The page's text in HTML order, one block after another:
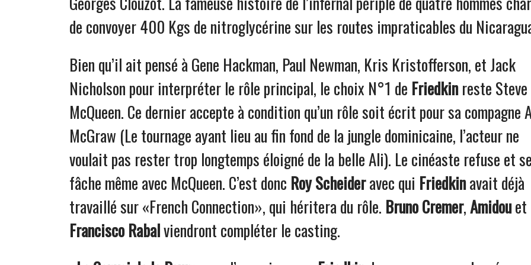
de convoyer 400 Kgs de nitroglycérine sur les routes impraticables du
Bien qu’il ait pensé à Gene Hackman, Paul Newman, Kris Kristofferson, et Jack
Nicholson pour interpréter le rôle principal, le choix N°1 de Friedkinreste Steve
McQueen. Ce dernier accepte à condition qu’un rôle soit écrit pour sa compagne
McGraw (Le tournage ayant lieu au fin fond de la jungle dominicaine, l’acteur ne
voulait pas rester trop longtemps éloigné de la belle Ali). Le cinéaste refuse et se
fâche même avec McQueen. C’est donc Roy Scheideravec qui Friedkinavait déjà
travaillé sur «French Connection», qui héritera du rôle. Bruno Cremer,Amidouet
Francisco Rabalviendront compléter le casting.